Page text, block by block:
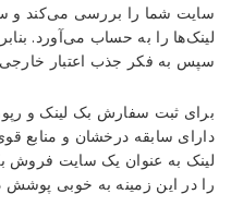
سایت شما را بررسی می‌کند و
لینک‌ها را به حساب می‌آورد.
سپس به فکر جذب اعتبار خارجی
برای ثبت سفارش بک لینک و
دارای سابقه درخشان و منابع
لینک به عنوان یک سایت فروش
را در این زمینه به خوبی پوشش